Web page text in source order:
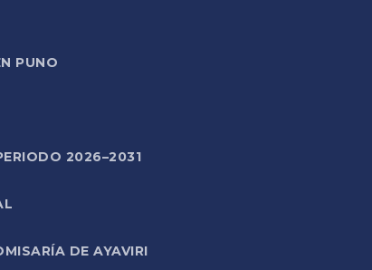
PUNO
2026–2031
DE AYAVIRI